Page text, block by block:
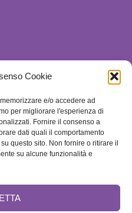
Cookie
e/o accedere ad
per migliorare l'esperienza di
Fornire il consenso a
dati quali il comportamento
questo sito. Non fornire o ritirare il
su alcune funzionalità e